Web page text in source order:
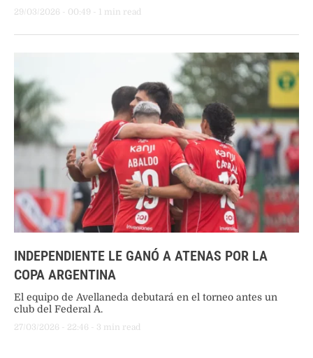
29/03/2026 - 00:49 - min read
INDEPENDIENTE LE GANÓ A ATENAS POR LA
COPA ARGENTINA
El equipo de Avellaneda debutará en el torneo antes un
club del Federal A.
27/03/2026 - 22:46 - 3 min read